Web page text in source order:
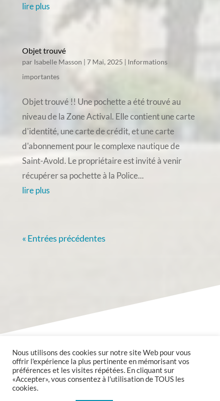
lire plus
Objet trouvé
par Isabelle Masson | 7 Mai, 2025 | Informations
importantes
Objet trouvé !! Une pochette a été trouvé au
niveau de la Zone Actival. Elle contient une carte
d'identité, une carte de crédit, et une carte
d'abonnement pour le complexe nautique de
Saint-Avold. Le propriétaire est invité à venir
récupérer sa pochette à la Police...
lire plus
« Entrées précédentes
Nous utilisons des cookies sur notre site Web pour vous
offrir l'expérience la plus pertinente en mémorisant vos
préférences et les visites répétées. En cliquant sur
«Accepter», vous consentez à l'utilisation de TOUS les
cookies.